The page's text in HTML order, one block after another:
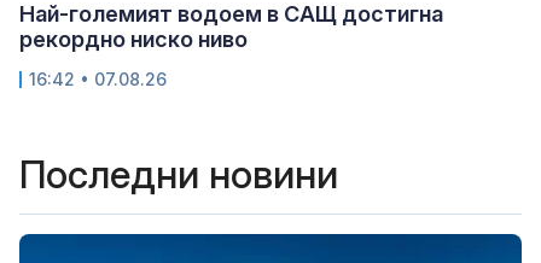
Най-големият водоем в САЩ достигна
рекордно ниско ниво
16:42 • 07.08.26
Последни новини